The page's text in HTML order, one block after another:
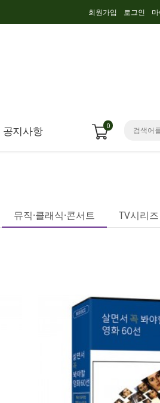
회원가입 로그인
공지사항 0
뮤직·클래식·콘서트 TV시리즈